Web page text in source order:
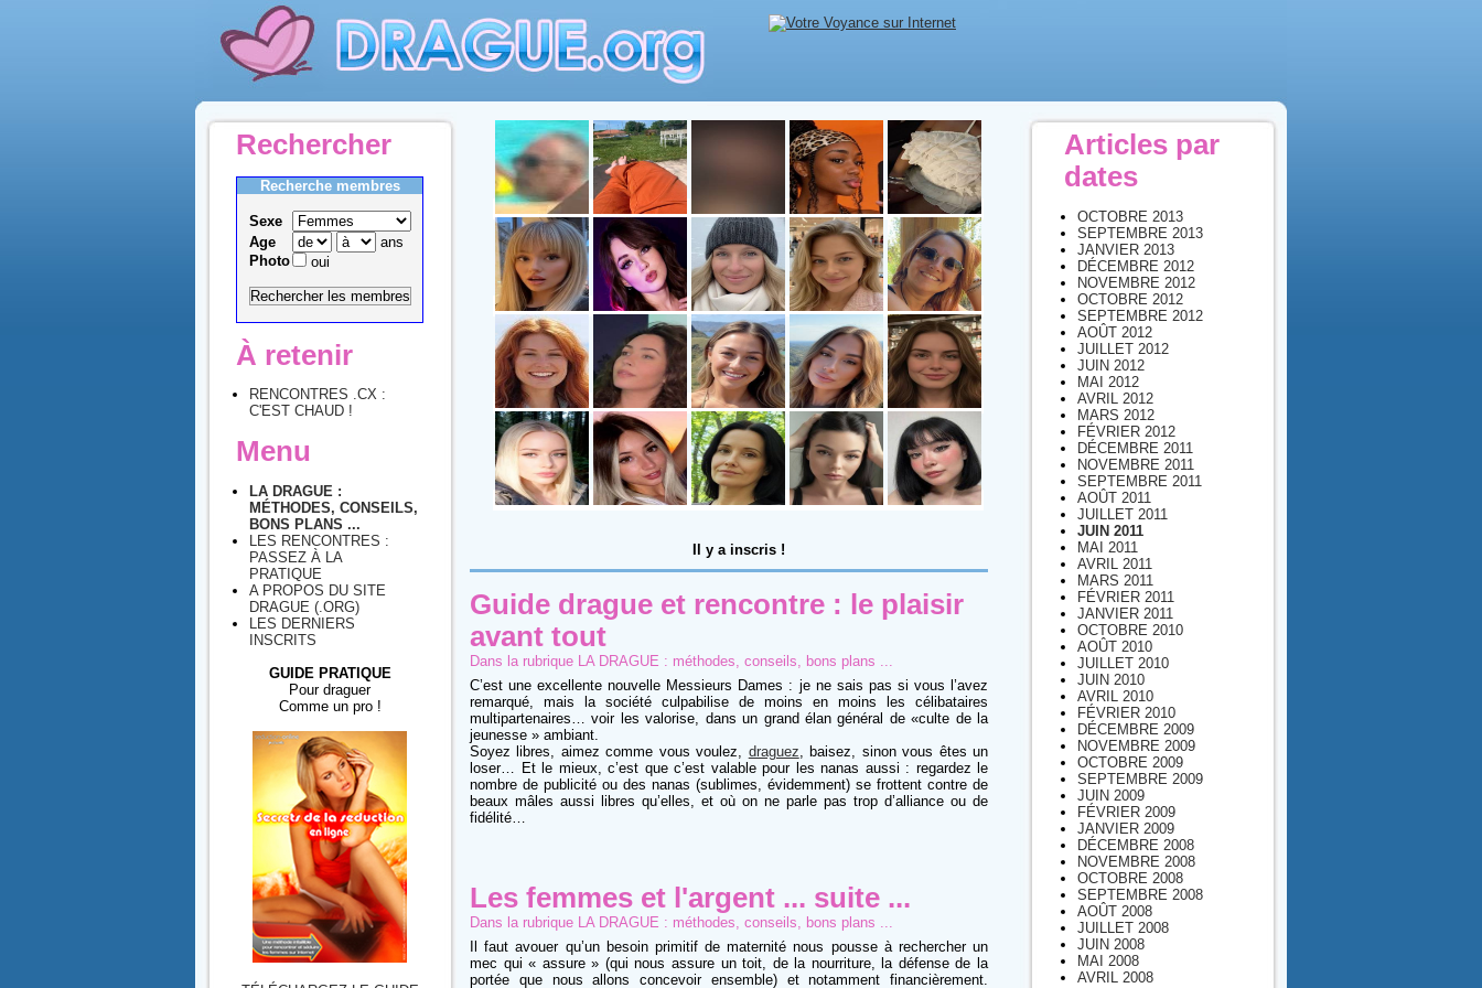
Rechercher
Recherche membres
Sexe
Age
ans
Photo
oui
À retenir
RENCONTRES .CX :
C'EST CHAUD !
Menu
LA DRAGUE :
MÉTHODES, CONSEILS,
BONS PLANS ...
LES RENCONTRES :
PASSEZ À LA
PRATIQUE
A PROPOS DU SITE
DRAGUE (.ORG)
LES DERNIERS
INSCRITS
GUIDE PRATIQUE
Pour draguer
Comme un pro !
Il y a inscris !
Guide drague et rencontre : le plaisir
avant tout
Dans la rubrique LA DRAGUE : méthodes, conseils, bons plans ...
C’est une excellente nouvelle Messieurs Dames : je ne sais pas si vous l’avez
remarqué, mais la société culpabilise de moins en moins les célibataires
multipartenaires… voir les valorise, dans un grand élan général de «culte de la
jeunesse » ambiant.
Soyez libres, aimez comme vous voulez, draguez , baisez, sinon vous êtes un
loser… Et le mieux, c’est que c’est valable pour les nanas aussi : regardez le
nombre de publicité ou des nanas (sublimes, évidemment) se frottent contre de
beaux mâles aussi libres qu’elles, et où on ne parle pas trop d’alliance ou de
fidélité…
Les femmes et l'argent ... suite ...
Dans la rubrique
LA DRAGUE : méthodes, conseils, bons plans ...
Il faut avouer qu’un besoin primitif de maternité nous pousse à rechercher un
mec qui « assure » (qui nous assure un toit, de la nourriture, la défense de la
portée que nous allons concevoir ensemble) et notamment financièrement.
Articles par
dates
OCTOBRE 2013
SEPTEMBRE 2013
JANVIER 2013
DÉCEMBRE 2012
NOVEMBRE 2012
OCTOBRE 2012
SEPTEMBRE 2012
AOÛT 2012
JUILLET 2012
JUIN 2012
MAI 2012
AVRIL 2012
MARS 2012
FÉVRIER 2012
DÉCEMBRE 2011
NOVEMBRE 2011
SEPTEMBRE 2011
AOÛT 2011
JUILLET 2011
JUIN 2011
MAI 2011
AVRIL 2011
MARS 2011
FÉVRIER 2011
JANVIER 2011
OCTOBRE 2010
AOÛT 2010
JUILLET 2010
JUIN 2010
AVRIL 2010
FÉVRIER 2010
DÉCEMBRE 2009
NOVEMBRE 2009
OCTOBRE 2009
SEPTEMBRE 2009
JUIN 2009
FÉVRIER 2009
JANVIER 2009
DÉCEMBRE 2008
NOVEMBRE 2008
OCTOBRE 2008
SEPTEMBRE 2008
AOÛT 2008
JUILLET 2008
JUIN 2008
MAI 2008
AVRIL 2008